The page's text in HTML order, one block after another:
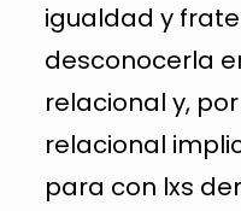
igualdad y
desconocerla
relacional y,
relacional
para con lxs